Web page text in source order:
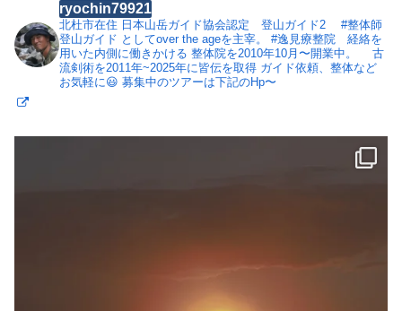
ryochin79921
北杜市在住 日本山岳ガイド協会認定 登山ガイド2
#整体師
登山ガイド としてover the ageを主宰。
#逸見療整院 経絡を
用いた内側に働きかける 整体院を2010年10月〜開業中。
古
流剣術を2011年~2025年に皆伝を取得 ガイド依頼、整体など
お気軽に😃 募集中のツアーは下記のHp〜